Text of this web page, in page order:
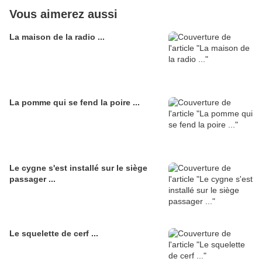
Vous aimerez aussi
La maison de la radio ...
La pomme qui se fend la poire ...
Le cygne s'est installé sur le siège
passager ...
Le squelette de cerf ...